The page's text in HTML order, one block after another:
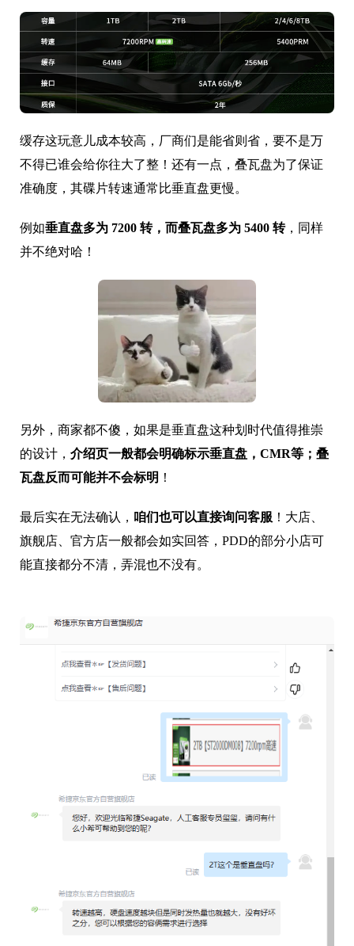
缓存这玩意儿成本较高，厂商们是能省则省，要不是万
不得已谁会给你往大了整！还有一点，叠瓦盘为了保证
准确度，其碟片转速通常比垂直盘更慢。
例如垂直盘多为 7200 转，而叠瓦盘多为 5400 转，同样
并不绝对哈！
另外，商家都不傻，如果是垂直盘这种划时代值得推崇
的设计， 介绍页一般都会明确标示垂直盘，CMR等；叠
瓦盘反而可能并不会标明 ！
最后实在无法确认， 咱们也可以直接询问客服 ！大店、
旗舰店、官方店一般都会如实回答，PDD的部分小店可
能直接都分不清，弄混也不没有。